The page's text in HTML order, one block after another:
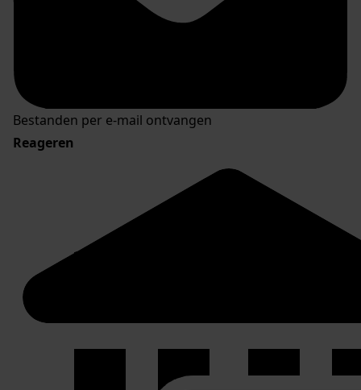
Bestanden per e-mail ontvangen
Reageren